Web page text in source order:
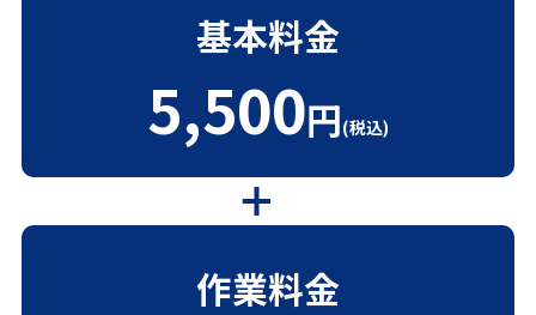
基本料金
5,500円(税込)
作業料金